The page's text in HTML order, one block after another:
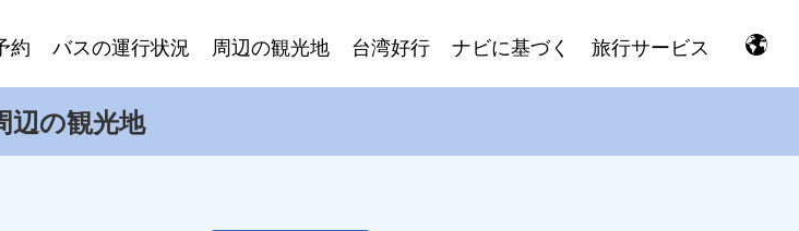
約 バスの運行状況 周辺の観光地 台湾好行 ナビに基づく 旅行サービス
辺の観光地